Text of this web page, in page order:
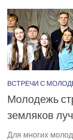
ВСТРЕЧИ С
Молодежь
земляков
Для многих